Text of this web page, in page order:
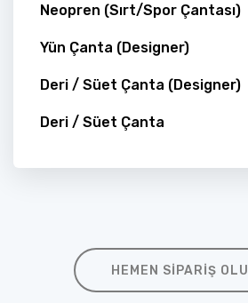
Neopren (Sırt/Spor Çantası)
Yün Çanta (Designer)
Deri / Süet Çanta (Designer)
Deri / Süet Çanta
HEMEN SIPARIŞ